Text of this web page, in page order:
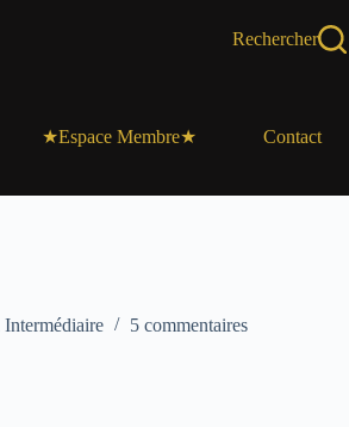
Rechercher
★Espace Membre★ Contact
5 commentaires